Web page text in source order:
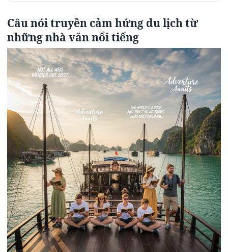
Câu nói truyền cảm hứng du lịch từ
những nhà văn nổi tiếng